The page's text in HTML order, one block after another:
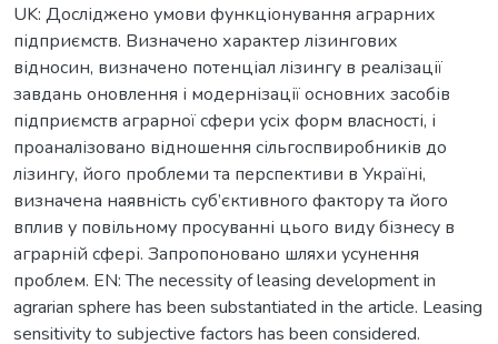
UK: Досліджено умови функціонування аграрних
підприємств. Визначено характер лізингових
відносин, визначено потенціал лізингу в реалізації
завдань оновлення і модернізації основних засобів
підприємств аграрної сфери усіх форм власності, і
проаналізовано відношення сільгоспвиробників до
лізингу, його проблеми та перспективи в Україні,
визначена наявність суб’єктивного фактору та його
вплив у повільному просуванні цього виду бізнесу в
аграрній сфері. Запропоновано шляхи усунення
проблем. EN: The necessity of leasing development in
agrarian sphere has been substantiated in the article. Leasing
sensitivity to subjective factors has been considered.